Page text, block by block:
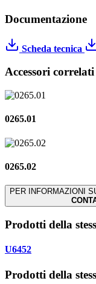
Documentazione
Scheda tecnica
Accessori correlati
0265.01
0265.02
PER INFORMAZIONI
Prodotti della
U6452
Prodotti della